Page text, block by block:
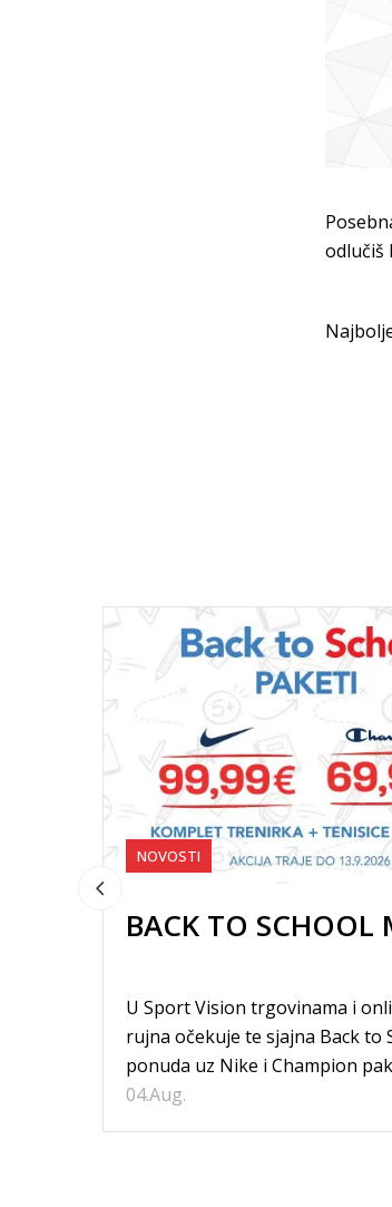
odlučiš
04.Aug.
NOVOSTI
BACK TO SCHOOL
U Sport Vision trgovinama i
rujna očekuje te sjajna Back to
ponuda uz Nike i Champion
uključuju komplet trenirku,